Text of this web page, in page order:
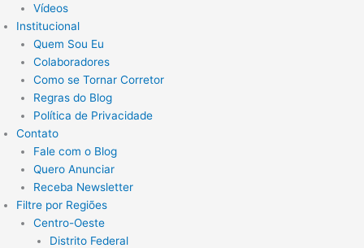
Vídeos
Institucional
Quem Sou Eu
Colaboradores
Como se Tornar Corretor
Regras do Blog
Política de Privacidade
Contato
Fale com o Blog
Quero Anunciar
Receba Newsletter
Filtre por Regiões
Centro-Oeste
Distrito Federal